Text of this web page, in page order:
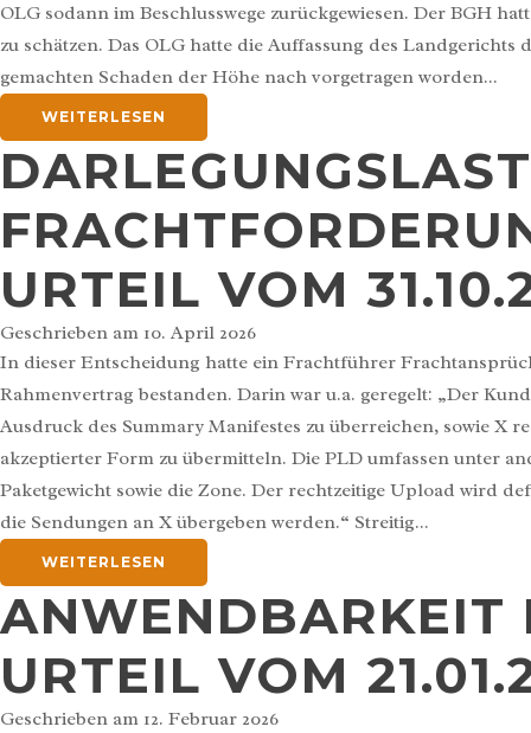
OLG sodann im Beschlusswege zurückgewiesen. Der BGH
zu schätzen. Das OLG hatte die Auffassung des
gemachten Schaden der Höhe nach vorgetragen worden...
WEITERLESEN
URTEIL VOM
Geschrieben am 10. April 2026
In dieser Entscheidung hatte ein Frachtführer
Rahmenvertrag bestanden. Darin war u.a. geregelt: „Der
Ausdruck des Summary Manifestes zu überreichen, sowie X
akzeptierter Form zu übermitteln. Die PLD umfassen unter
Paketgewicht sowie die Zone. Der rechtzeitige Upload wird
die Sendungen an X übergeben werden.“ Streitig...
WEITERLESEN
ANWENDBARKEIT
URTEIL VOM
Geschrieben am 12. Februar 2026